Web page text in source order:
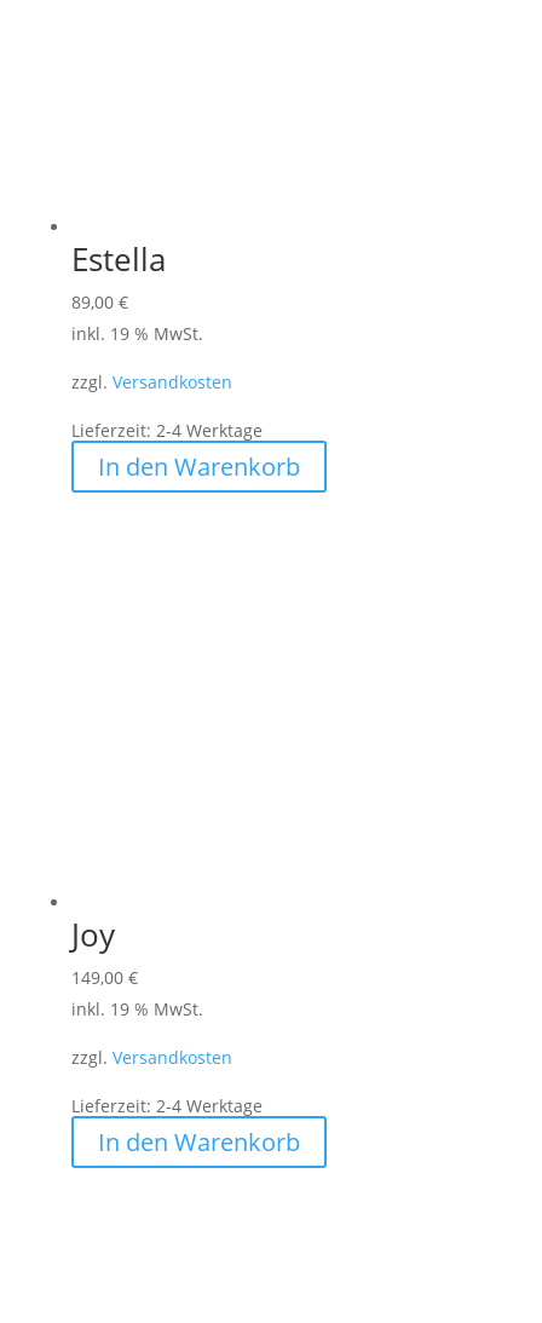
Estella
89,00 €
inkl. 19 % MwSt.
zzgl. Versandkosten
Lieferzeit: 2-4 Werktage
In den Warenkorb
Joy
149,00 €
inkl. 19 % MwSt.
zzgl. Versandkosten
Lieferzeit: 2-4 Werktage
In den Warenkorb